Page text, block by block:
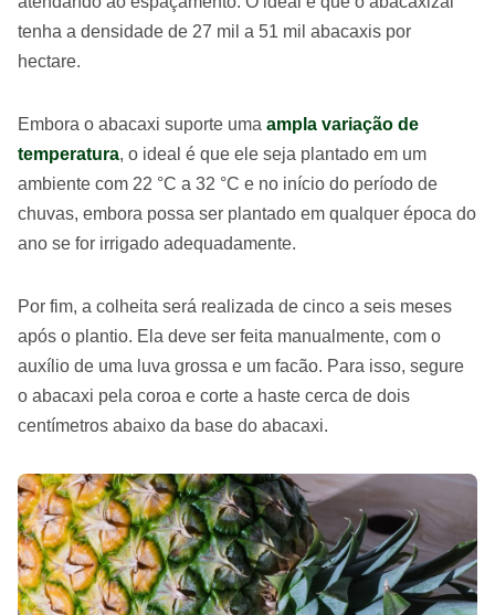
tenha a densidade de 27 mil a 51 mil abacaxis por
hectare.
Embora o abacaxi suporte uma ampla variação de
temperatura, o ideal é que ele seja plantado em um
ambiente com 22 °C a 32 °C e no início do período de
chuvas, embora possa ser plantado em qualquer época do
ano se for irrigado adequadamente.
Por fim, a colheita será realizada de cinco a seis meses
após o plantio. Ela deve ser feita manualmente, com o
auxílio de uma luva grossa e um facão. Para isso, segure
o abacaxi pela coroa e corte a haste cerca de dois
centímetros abaixo da base do abacaxi.